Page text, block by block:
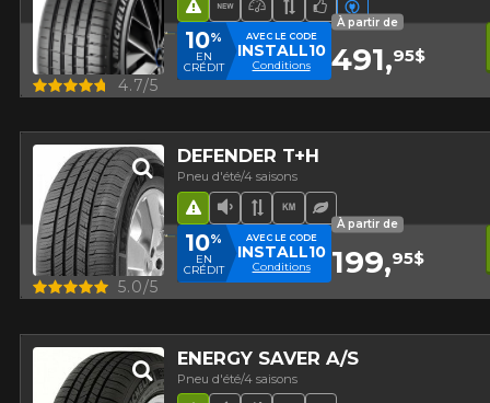
Nouveau produit
Pneu haute performance
Bande de roulement
Choix de l'équipe
Hasard routier Véhicules
Aperçu 4.7/5
10%
EN
CRÉDIT
AVEC LE CODE
INSTALL10
Conditions
À partir de
491,95$
DEFENDER T+H
Pneu d'été/4 saisons
Faible niveau sonore
Bande de roulement
Haut kilométrage
Pneu écologique
Hasard routier
Aperçu 5.0/5
10%
EN
CRÉDIT
AVEC LE CODE
INSTALL10
Conditions
À partir de
199,95$
ENERGY SAVER A/S
Pneu d'été/4 saisons